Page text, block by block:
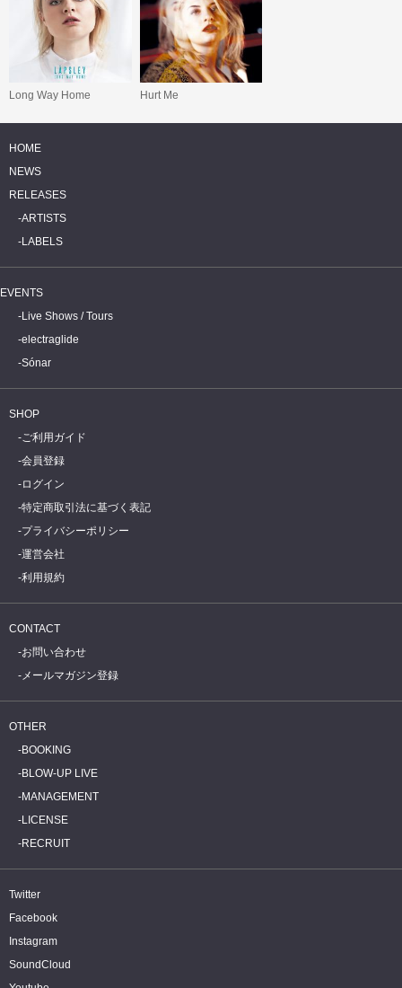
Long Way Home Hurt Me
HOME
NEWS
RELEASES
ARTISTS
LABELS
EVENTS
Live Shows / Tours
electraglide
Sónar
SHOP
ご利用ガイド
会員登録
ログイン
特定商取引法に基づく表記
プライバシーポリシー
運営会社
利用規約
CONTACT
お問い合わせ
メールマガジン登録
OTHER
BOOKING
BLOW-UP LIVE
MANAGEMENT
LICENSE
RECRUIT
Twitter
Facebook
Instagram
SoundCloud